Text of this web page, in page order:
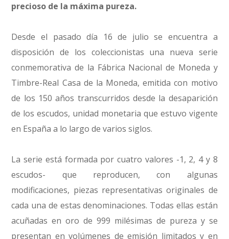
precioso de la máxima pureza.
Desde el pasado día 16 de julio se encuentra a
disposición de los coleccionistas una nueva serie
conmemorativa de la Fábrica Nacional de Moneda y
Timbre-Real Casa de la Moneda, emitida con motivo
de los 150 años transcurridos desde la desaparición
de los escudos, unidad monetaria que estuvo vigente
en España a lo largo de varios siglos.
La serie está formada por cuatro valores -1, 2, 4 y 8
escudos- que reproducen, con algunas
modificaciones, piezas representativas originales de
cada una de estas denominaciones. Todas ellas están
acuñadas en oro de 999 milésimas de pureza y se
presentan en volúmenes de emisión limitados y en